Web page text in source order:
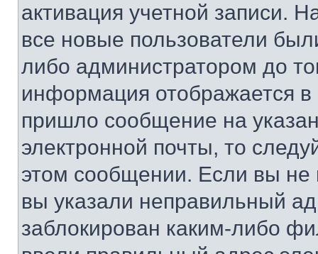
активация учетной записи.
все новые пользователи
либо администратором до
информация отображается
пришло сообщение на
электронной почты, то
этом сообщении. Если вы
вы указали неправильный
заблокирован каким-либо